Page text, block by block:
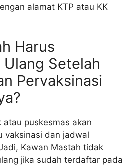
alamat KTP atau KK
Harus
Setelah
Pervaksinasi
atau puskesmas akan
vaksinasi dan jadwal
Kawan Mastah tidak
jika sudah terdaftar pada